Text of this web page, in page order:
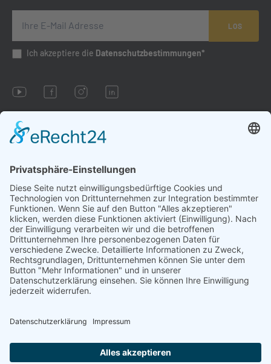
LOS
Ich akzeptiere die Datenschutzbestimmungen*
Impressum
AGB
Datenschutzbestimmungen
Cookie-Einstellungen
Aufgrund gesetzlicher Bestimmungen sind wir zu folgendem
Hinweis verpflichtet: Die hier vorgestellte Technologie